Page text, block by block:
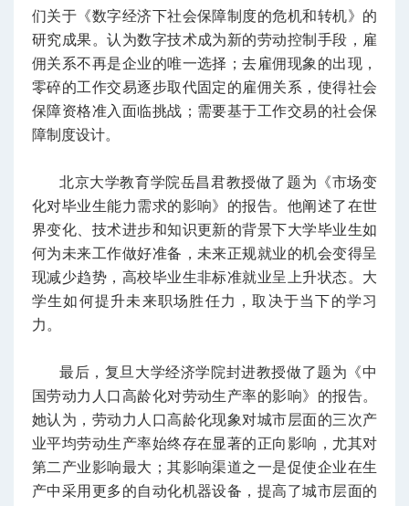
们关于《数字经济下社会保障制度的危机和转机》的
研究成果。认为数字技术成为新的劳动控制手段，雇
佣关系不再是企业的唯一选择；去雇佣现象的出现，
零碎的工作交易逐步取代固定的雇佣关系，使得社会
保障资格准入面临挑战；需要基于工作交易的社会保
障制度设计。
北京大学教育学院岳昌君教授做了题为《市场变
化对毕业生能力需求的影响》的报告。他阐述了在世
界变化、技术进步和知识更新的背景下大学毕业生如
何为未来工作做好准备，未来正规就业的机会变得呈
现减少趋势，高校毕业生非标准就业呈上升状态。大
学生如何提升未来职场胜任力，取决于当下的学习
力。
最后，复旦大学经济学院封进教授做了题为《中
国劳动力人口高龄化对劳动生产率的影响》的报告。
她认为，劳动力人口高龄化现象对城市层面的三次产
业平均劳动生产率始终存在显著的正向影响，尤其对
第二产业影响最大；其影响渠道之一是促使企业在生
产中采用更多的自动化机器设备，提高了城市层面的